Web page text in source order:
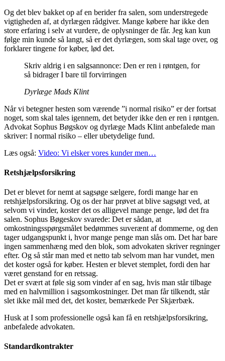
Og det blev bakket op af en berider fra salen, som understregede
vigtigheden af, at dyrlægen rådgiver. Mange købere har ikke den
store erfaring i selv at vurdere, de oplysninger de får. Jeg kan kun
følge min kunde så langt, så er det dyrlægen, som skal tage over, og
forklarer tingene for køber, lød det.
Skriv aldrig i en salgsannonce: Den er ren i røntgen, for
så bidrager I bare til forvirringen
Dyrlæge Mads Klint
Når vi betegner hesten som værende ”i normal risiko” er der fortsat
noget, som skal tales igennem, det betyder ikke den er ren i røntgen.
Advokat Sophus Bøgskov og dyrlæge Mads Klint anbefalede man
skriver: I normal risiko – eller ubetydelige fund.
Læs også: Video: Vi elsker vores kunder men…
Retshjælpsforsikring
Det er blevet for nemt at sagsøge sælgere, fordi mange har en
retshjælpsforsikring. Og os der har prøvet at blive sagsøgt ved, at
selvom vi vinder, koster det os alligevel mange penge, lød det fra
salen. Sophus Bøgeskov svarede: Det er sådan, at
omkostningsspørgsmålet bedømmes suverænt af dommerne, og den
tager udgangspunkt i, hvor mange penge man slås om. Det har bare
ingen sammenhæng med den blok, som advokaten skriver regninger
efter. Og så står man med et netto tab selvom man har vundet, men
det koster også for køber. Hesten er blevet stemplet, fordi den har
været genstand for en retssag.
Det er svært at føle sig som vinder af en sag, hvis man står tilbage
med en halvmillion i sagsomkostninger. Det man får tilkendt, står
slet ikke mål med det, det koster, bemærkede Per Skjærbæk.
Husk at I som professionelle også kan få en retshjælpsforsikring,
anbefalede advokaten.
Standardkontrakter